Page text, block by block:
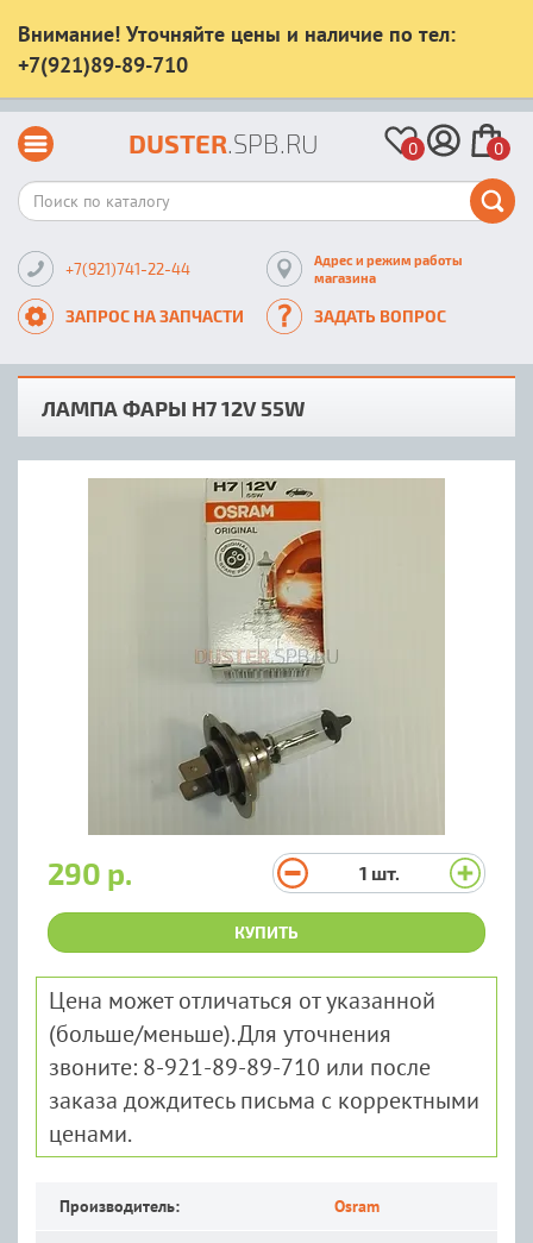
Внимание! Уточняйте цены и наличие по тел:
+7(921)89-89-710
DUSTER.SPB.RU 0 0
+7(921)741-22-44
Адрес и режим работы
магазина
ЗАПРОС НА ЗАПЧАСТИ ЗАДАТЬ ВОПРОС
ЛАМПА ФАРЫ H7 12V 55W
290 р. 1 шт.
КУПИТЬ
Цена может отличаться от указанной
(больше/меньше). Для уточнения
звоните: 8-921-89-89-710 или после
заказа дождитесь письма с корректными
ценами.
Производитель: Osram